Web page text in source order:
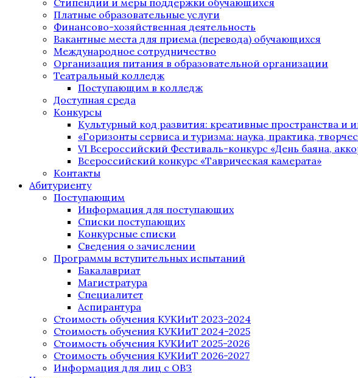
Стипендии и меры поддержки обучающихся
Платные образовательные услуги
Финансово-хозяйственная деятельность
Вакантные места для приема (перевода) обучающихся
Международное сотрудничество
Организация питания в образовательной организации
Театральный колледж
Поступающим в колледж
Доступная среда
Конкурсы
Культурный код развития: креативные пространства и
«Горизонты сервиса и туризма: наука, практика,
VI Всероссийский Фестиваль-конкурс «День баяна,
Всероссийский конкурс «Таврическая камерата»
Контакты
Абитуриенту
Поступающим
Информация для поступающих
Списки поступающих
Конкурсные списки
Сведения о зачислении
Программы вступительных испытаний
Бакалавриат
Магистратура
Специалитет
Аспирантура
Стоимость обучения КУКИиТ 2023-2024
Стоимость обучения КУКИиТ 2024-2025
Стоимость обучения КУКИиТ 2025-2026
Стоимость обучения КУКИиТ 2026-2027
Информация для лиц с ОВЗ